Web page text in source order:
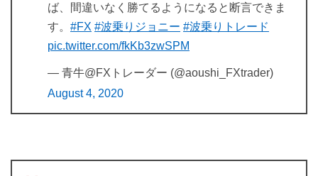
ば、間違いなく勝てるようになると断言できま
す。 #FX #波乗りジョニー #波乗りトレード
pic.twitter.com/fkKb3zwSPM
— 青牛@FXトレーダー (@aoushi_FXtrader)
August 4, 2020